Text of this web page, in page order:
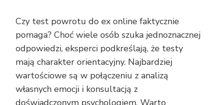
Czy test powrotu do ex online faktycznie
pomaga? Choć wiele osób szuka jednoznacznej
odpowiedzi, eksperci podkreślają, że testy
mają charakter orientacyjny. Najbardziej
wartościowe są w połączeniu z analizą
własnych emocji i konsultacją z